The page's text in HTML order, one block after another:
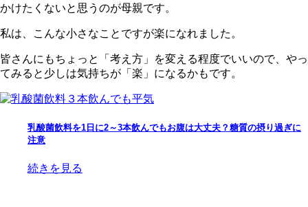
かけたくないと思うのが母親です。
私は、こんな小さなことですが楽になれました。
皆さんにもちょっと「考え方」を変える程度でいいので、やっ
てみると少しは気持ちが「楽」になるかもです。
乳酸菌飲料を1日に2～3本飲んでもお腹は大丈夫？糖質の摂り過ぎに
注意
続きを見る